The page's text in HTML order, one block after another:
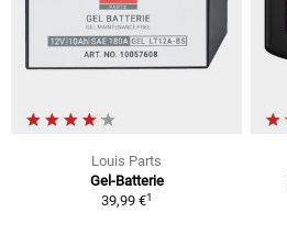
Louis Parts
Gel-Batterie
39,99 €1